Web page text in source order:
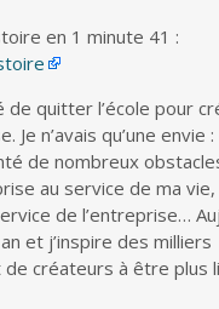
en 1 minute 41 :
de quitter l’école pour
Je n’avais qu’une envie
de nombreux
au service de ma
de l’entreprise…
et j’inspire des milliers
créateurs à être plus